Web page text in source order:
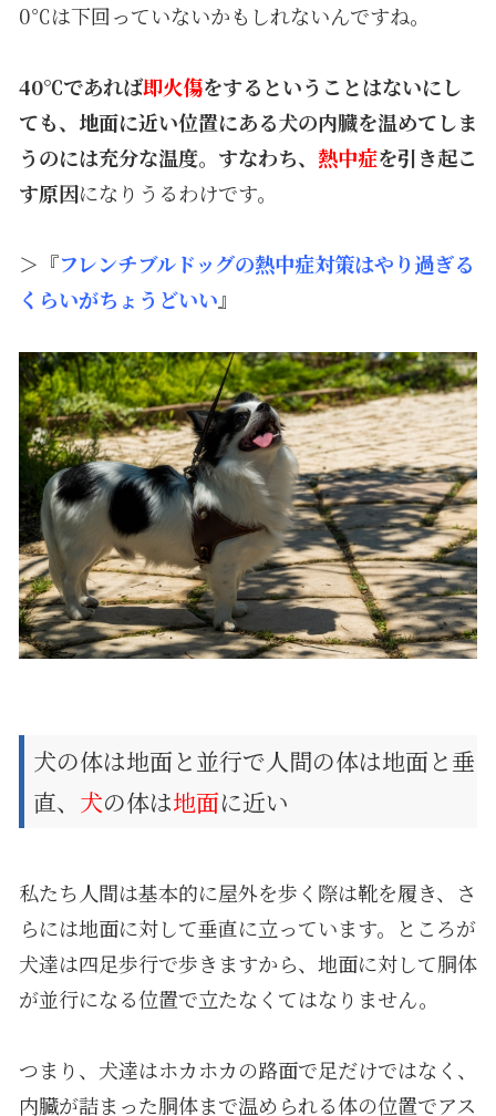
0℃は下回っていないかもしれないんですね。
40℃であれば即火傷をするということはないにし
ても、地面に近い位置にある犬の内臓を温めてしま
うのには充分な温度。すなわち、 熱中症を引き起こ
す原因になりうるわけです。
＞『フレンチブルドッグの熱中症対策はやり過ぎる
くらいがちょうどいい』
犬の体は地面と並行で人間の体は地面と垂
直、 犬の体は地面に近い
私たち人間は基本的に屋外を歩く際は靴を履き、さ
らには地面に対して垂直に立っています。ところが
犬達は四足歩行で歩きますから、地面に対して胴体
が並行になる位置で立たなくてはなりません。
つまり、犬達はホカホカの路面で足だけではなく、
内臓が詰まった胴体まで温められる体の位置でアス